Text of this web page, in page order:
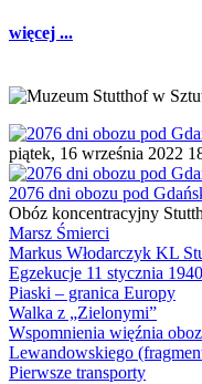
więcej ...
piątek, 16 września 2022
2076 dni obozu pod
Obóz koncentracyjny
Marsz Śmierci
Markus Włodarczyk KL
Egzekucje 11 stycznia
Piaski – granica Europy
Walka z „Zielonymi”
Wspomnienia więźnia
Lewandowskiego
Pierwsze transporty